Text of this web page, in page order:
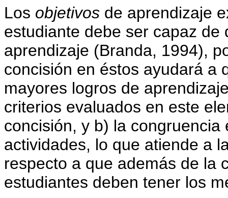
Los objetivos de aprendizaje
estudiante debe ser capaz
aprendizaje (Branda, 1994),
concisión en éstos ayudará a
mayores logros de
criterios evaluados en este
concisión, y b) la
actividades, lo que atiende a
respecto a que además de la
estudiantes deben tener los